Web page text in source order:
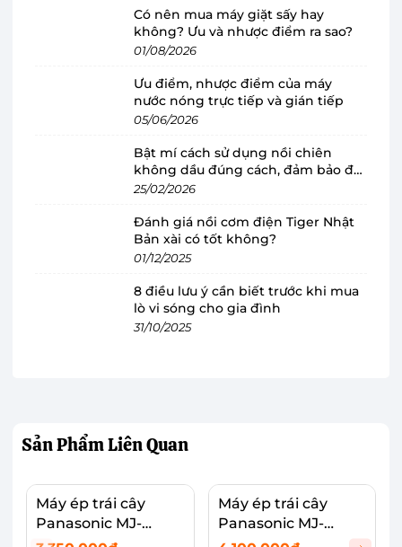
Máy ép trái cây Panasonic sở hữu kiểu dáng
sang trọng và nhỏ gọn nên thuận tiện cho việc
căn bếp có diện tích khiêm tốn.
được thiết kế với chất liệu nhựa
chắc chắn, bền đẹp, màu trắng làm tăng lên sự
sang trọng của sản phẩm.
Có nên mua máy giặt sấy hay
không? Ưu và nhược điểm ra sao?
01/08/2026
Ưu điểm, nhược điểm của máy
nước nóng trực tiếp và gián tiếp
05/06/2026
Bật mí cách sử dụng nồi chiên
không dầu đúng cách, đảm bảo độ
bền
25/02/2026
Đánh giá nồi cơm điện Tiger Nhật
Bản xài có tốt không?
01/12/2025
8 điều lưu ý cần biết trước khi mua
lò vi sóng cho gia đình
31/10/2025
Sản PhẩmLiên Quan
Máy ép trái cây
Panasonic MJ-
CB800SRA
Máy ép trái cây
Panasonic MJ-
L500SRA